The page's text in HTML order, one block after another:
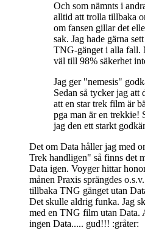
Och som nämnts i
alltid att trolla tillbaka
om fansen gillar det
sak. Jag hade gärna
TNG-gänget i alla fall.
väl till 98% säkerhet
Jag ger "nemesis"
Sedan så tycker jag att
att en star trek film är
pga man är en trekkie!
jag den ett starkt
Det om Data håller jag med
Trek handligen" så finns det
Data igen. Voyger hittar
månen Praxis sprängdes
tillbaka TNG gänget utan
Det skulle aldrig funka. Jag
med en TNG film utan Data.
ingen Data..... gud!!! :gråter: